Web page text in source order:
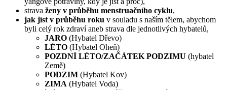
strava ženy v průběhu menstruačního cyklu,
jak jíst v průběhu roku v souladu s naším tělem, abychom
byli celý rok zdraví aneb strava dle jednotlivých hybatelů,
JARO (Hybatel Dřevo)
LÉTO (Hybatel Oheň)
POZDNÍ LÉTO/ZAČÁTEK PODZIMU (hybatel
Země)
PODZIM (Hybatel Kov)
ZIMA (Hybatel Voda)